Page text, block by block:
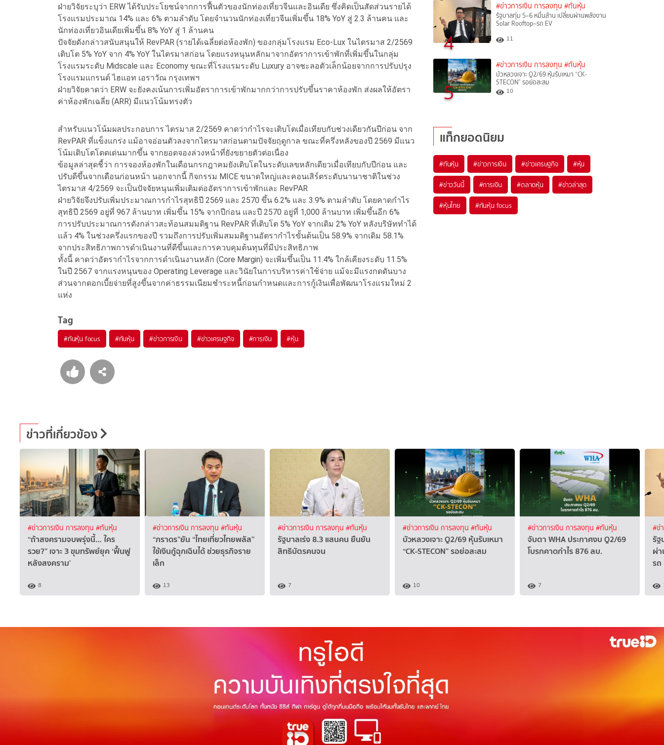
ฝ่ายวิจัยระบุว่า ERW ได้รับประโยชน์จากการฟื้นตัวของนักท่องเที่ยวจีนและอินเดีย ซึ่งคิดเป็นสัดส่วนรายได้
โรงแรมประมาณ 14% และ 6% ตามลำดับ โดยจำนวนนักท่องเที่ยวจีนเพิ่มขึ้น 18% YoY สู่ 2.3 ล้านคน และ
นักท่องเที่ยวอินเดียเพิ่มขึ้น 8% YoY สู่ 1 ล้านคน
ปัจจัยดังกล่าวสนับสนุนให้ RevPAR (รายได้เฉลี่ยต่อห้องพัก) ของกลุ่มโรงแรม Eco-Lux ในไตรมาส 2/2569
เติบโต 5% YoY จาก 4% YoY ในไตรมาสก่อน โดยแรงหนุนหลักมาจากอัตราการเข้าพักที่เพิ่มขึ้นในกลุ่ม
โรงแรมระดับ Midscale และ Economy ขณะที่โรงแรมระดับ Luxury อาจชะลอตัวเล็กน้อยจากการปรับปรุง
โรงแรมแกรนด์ ไฮแอท เอราวัณ กรุงเทพฯ
ฝ่ายวิจัยคาดว่า ERW จะยังคงเน้นการเพิ่มอัตราการเข้าพักมากกว่าการปรับขึ้นราคาห้องพัก ส่งผลให้อัตรา
ค่าห้องพักเฉลี่ย (ARR) มีแนวโน้มทรงตัว
สำหรับแนวโน้มผลประกอบการ ไตรมาส 2/2569 คาดว่ากำไรจะเติบโตเมื่อเทียบกับช่วงเดียวกันปีก่อน จาก
RevPAR ที่แข็งแกร่ง แม้อาจอ่อนตัวลงจากไตรมาสก่อนตามปัจจัยฤดูกาล ขณะที่ครึ่งหลังของปี 2569 มีแนว
โน้มเติบโตโดดเด่นมากขึ้น จากยอดจองล่วงหน้าที่ยังขยายตัวต่อเนื่อง
ข้อมูลล่าสุดชี้ว่า การจองห้องพักในเดือนกรกฎาคมยังเติบโตในระดับเลขหลักเดียวเมื่อเทียบกับปีก่อน และ
ปรับดีขึ้นจากเดือนก่อนหน้า นอกจากนี้ กิจกรรม MICE ขนาดใหญ่และคอนเสิร์ตระดับนานาชาติในช่วง
ไตรมาส 4/2569 จะเป็นปัจจัยหนุนเพิ่มเติมต่ออัตราการเข้าพักและ RevPAR
ฝ่ายวิจัยจึงปรับเพิ่มประมาณการกำไรสุทธิปี 2569 และ 2570 ขึ้น 6.2% และ 3.9% ตามลำดับ โดยคาดกำไร
สุทธิปี 2569 อยู่ที่ 967 ล้านบาท เพิ่มขึ้น 15% จากปีก่อน และปี 2570 อยู่ที่ 1,000 ล้านบาท เพิ่มขึ้นอีก 6%
การปรับประมาณการดังกล่าวสะท้อนสมมติฐาน RevPAR ที่เติบโต 5% YoY จากเดิม 2% YoY หลังบริษัททำได้
แล้ว 4% ในช่วงครึ่งแรกของปี รวมถึงการปรับเพิ่มสมมติฐานอัตรากำไรขั้นต้นเป็น 58.9% จากเดิม 58.1%
จากประสิทธิภาพการดำเนินงานที่ดีขึ้นและการควบคุมต้นทุนที่มีประสิทธิภาพ
ทั้งนี้ คาดว่าอัตรากำไรจากการดำเนินงานหลัก (Core Margin) จะเพิ่มขึ้นเป็น 11.4% ใกล้เคียงระดับ 11.5%
ในปี 2567 จากแรงหนุนของ Operating Leverage และวินัยในการบริหารค่าใช้จ่าย แม้จะมีแรงกดดันบาง
ส่วนจากดอกเบี้ยจ่ายที่สูงขึ้นจากค่าธรรมเนียมชำระหนี้ก่อนกำหนดและการกู้เงินเพื่อพัฒนาโรงแรมใหม่ 2
แห่ง
Tag
#ทันหุ้น focus #ทันหุ้น #ข่าวการเงิน #ข่าวเศรษฐกิจ #การเงิน #หุ้น
4
#ข่าวการเงิน การลงทุน #ทันหุ้น
รัฐบาลทุ่ม 5–6 หมื่นล้าน เปลี่ยนผ่านพลังงาน
Solar Rooftop–รถ EV
11
5
#ข่าวการเงิน การลงทุน #ทันหุ้น
บัวหลวงเจาะ Q2/69 หุ้นรับเหมา “CK-
STECON” รอย่อสะสม
10
แท็กยอดนิยม
#ทันหุ้น #ข่าวการเงิน #ข่าวเศรษฐกิจ #หุ้น
#ข่าววันนี้ #การเงิน #ตลาดหุ้น #ข่าวล่าสุด
#หุ้นไทย #ทันหุ้น focus
ข่าวที่เกี่ยวข้อง
#ข่าวการเงิน การลงทุน #ทันหุ้น
“ถ้าสงครามจบพรุ่งนี้… ใคร
รวย?” เจาะ 3 ขุมทรัพย์ยุค ‘ฟื้นฟู
หลังสงคราม’
8
#ข่าวการเงิน การลงทุน #ทันหุ้น
“ภราดร”ยัน “ไทยเที่ยวไทยพลัส”
ใช้เงินกู้ฉุกเฉินได้ ช่วยธุรกิจราย
เล็ก
13
#ข่าวการเงิน การลงทุน #ทันหุ้น
รัฐบาลเร่ง 8.3 แสนคน ยืนยัน
สิทธิบัตรคนจน
7
#ข่าวการเงิน การลงทุน #ทันหุ้น
บัวหลวงเจาะ Q2/69 หุ้นรับเหมา
“CK-STECON” รอย่อสะสม
10
#ข่าวการเงิน การลงทุน #ทันหุ้น
จับตา WHA ประกาศงบ Q2/69
โบรกคาดกำไร 876 ลบ.
7
#ข่
รัฐ
ผ่
รถ